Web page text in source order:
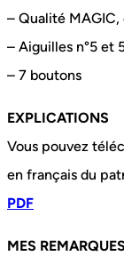
– Qualité MAGIC,
– Aiguilles n°5 et
– 7 boutons
EXPLICATIONS
Vous pouvez
en français du
PDF
MES REMARQUES